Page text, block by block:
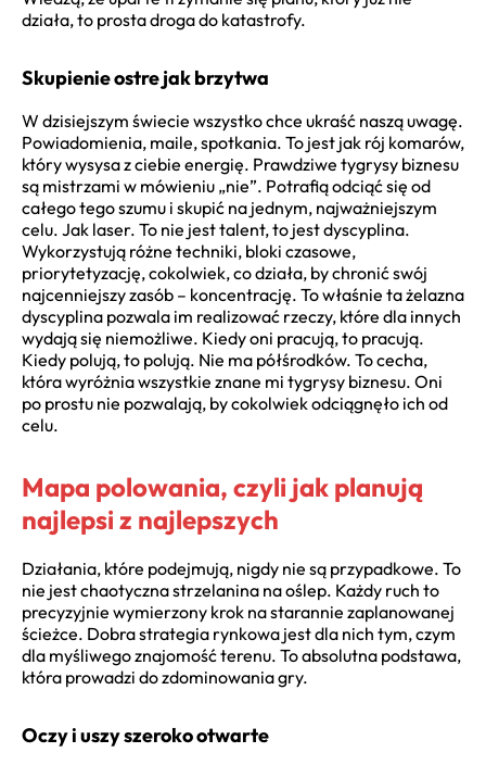
działa, to prosta droga do katastrofy.
Skupienie ostre jak brzytwa
W dzisiejszym świecie wszystko chce ukraść naszą uwagę.
Powiadomienia, maile, spotkania. To jest jak rój komarów,
który wysysa z ciebie energię. Prawdziwe tygrysy biznesu
są mistrzami w mówieniu „nie”. Potrafią odciąć się od
całego tego szumu i skupić na jednym, najważniejszym
celu. Jak laser. To nie jest talent, to jest dyscyplina.
Wykorzystują różne techniki, bloki czasowe,
priorytetyzację, cokolwiek, co działa, by chronić swój
najcenniejszy zasób – koncentrację. To właśnie ta żelazna
dyscyplina pozwala im realizować rzeczy, które dla innych
wydają się niemożliwe. Kiedy oni pracują, to pracują.
Kiedy polują, to polują. Nie ma półśrodków. To cecha,
która wyróżnia wszystkie znane mi tygrysy biznesu. Oni
po prostu nie pozwalają, by cokolwiek odciągnęło ich od
celu.
Mapa polowania, czyli jak planują
najlepsi z najlepszych
Działania, które podejmują, nigdy nie są przypadkowe. To
nie jest chaotyczna strzelanina na oślep. Każdy ruch to
precyzyjnie wymierzony krok na starannie zaplanowanej
ścieżce. Dobra strategia rynkowa jest dla nich tym, czym
dla myśliwego znajomość terenu. To absolutna podstawa,
która prowadzi do zdominowania gry.
Oczy i uszy szeroko otwarte